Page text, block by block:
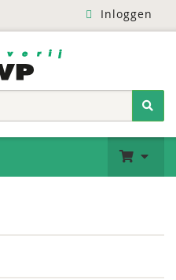
Inloggen